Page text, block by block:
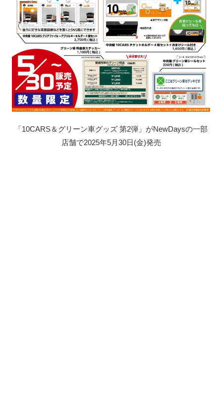
「10CARS＆グリーン車グッズ 第2弾」がNewDaysの一部
店舗で2025年5月30日(金)発売